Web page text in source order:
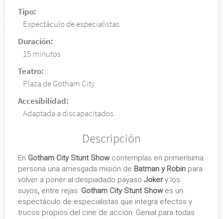
Tipo:
Espectáculo de especialistas
Duración:
15 minutos
Teatro:
Plaza de Gotham City
Accesibilidad:
Adaptada a discapacitados
Descripción
En Gotham City Stunt Show contemplas en primerísima
persona una arriesgada misión de Batman y Robin para
volver a poner al despiadado payaso Jokery los
suyos, entre rejas. Gotham City Stunt Showes un
espectáculo de especialistas que integra efectos y
trucos propios del cine de acción. Genial para todas